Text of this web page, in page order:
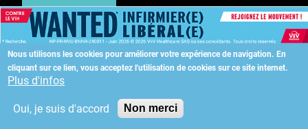
Nous utilisons les cookies pour améliorer votre expérience de navigation. En
cliquant sur ce lien, vous acceptez l'utilisation de cookies sur ce site internet.
Plus d'infos
Oui, je suis d'accord Non merci
S'ABONNER
Copyright
KAURIWEB